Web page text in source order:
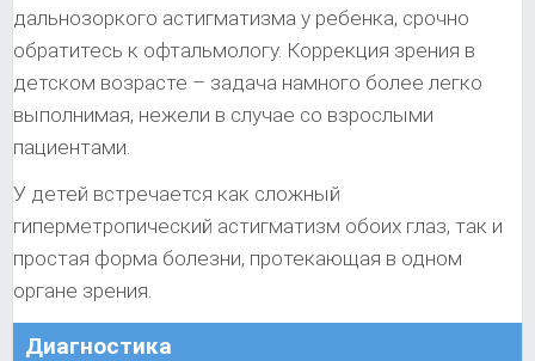
дальнозоркого астигматизма у ребенка, срочно
обратитесь к офтальмологу. Коррекция зрения в
детском возрасте – задача намного более легко
выполнимая, нежели в случае со взрослыми
пациентами.
У детей встречается как сложный
гиперметропический астигматизм обоих глаз, так и
простая форма болезни, протекающая в одном
органе зрения.
Диагностика